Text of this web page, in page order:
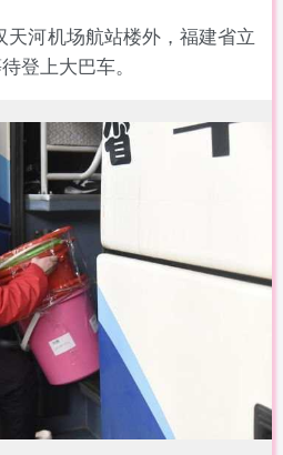
天河机场航站楼外，福建省立
登上大巴车。